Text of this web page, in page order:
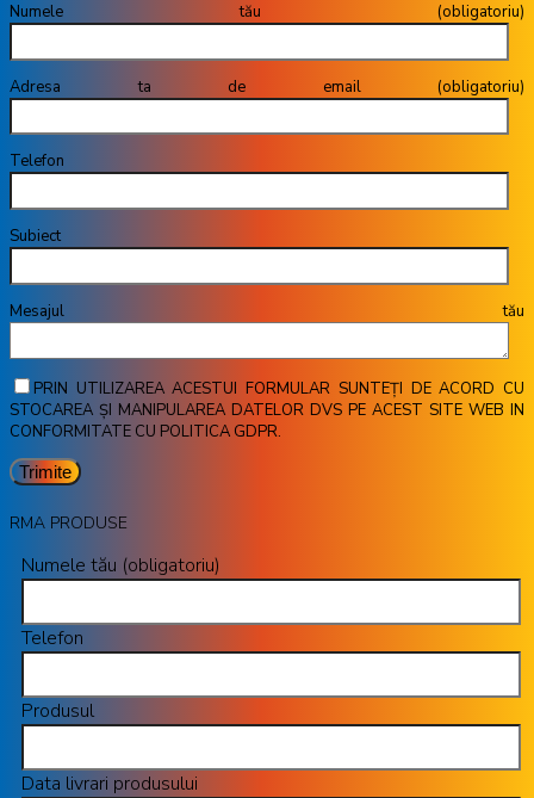
Numele tău (obligatoriu)
Adresa ta de email (obligatoriu)
Telefon
Subiect
Mesajul tău
PRIN UTILIZAREA ACESTUI FORMULAR SUNTEȚI DE ACORD CU
STOCAREA ȘI MANIPULAREA DATELOR DVS PE ACEST SITE WEB IN
CONFORMITATE CU POLITICA GDPR.
RMA PRODUSE
Numele tău (obligatoriu)
Telefon
Produsul
Data livrari produsului